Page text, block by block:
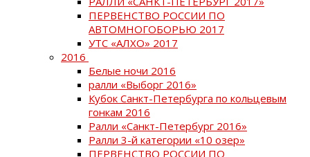
ПЕРВЕНСТВО РОССИИ ПО
АВТОМНОГОБОРЬЮ 2017
УТС «АЛХО» 2017
2016
Белые ночи 2016
ралли «Выборг 2016»
Кубок Санкт-Петербурга по кольцевым
гонкам 2016
Ралли «Санкт-Петербург 2016»
Ралли 3-й категории «10 озер»
ПЕРВЕНСТВО РОССИИ ПО